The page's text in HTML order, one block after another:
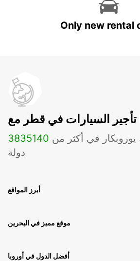
Only new rental
3835 في أكثر من 140
دولة
أبرز المواقع
موقع مميز في البحرين
أفضل الدول في أوروبا